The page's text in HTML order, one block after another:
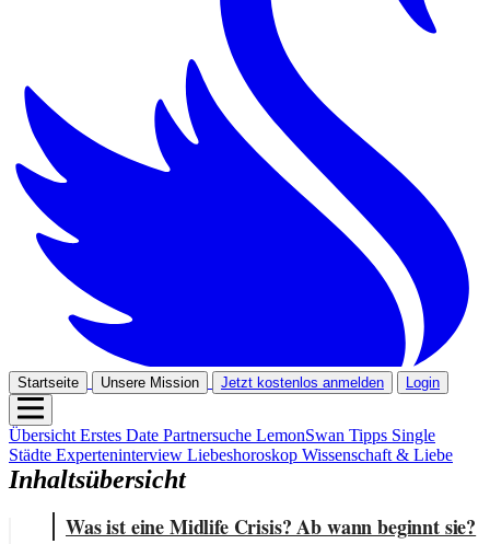
Startseite Unsere Mission Jetzt kostenlos anmelden Login
ÜbersichtErstes Date Partnersuche LemonSwan Tipps Single
Städte Experteninterview Liebeshoroskop Wissenschaft & Liebe
Inhaltsübersicht
Was ist eine Midlife Crisis? Ab wann beginnt sie?